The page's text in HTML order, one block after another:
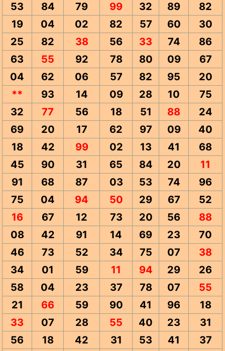
53
84 79 99 32 89
82
19
04 02 82 57 60
30
25
82 38 56 33 74
86
63
55 92 78 80 09
67
04
62 06 57 82 95
20
**
93 14 09 28 10
75
32
77 56 18 51 88
24
69
20 17 62 97 09
40
18
42 99 02 13 41
68
45
90 31 65 84 20
11
91
68 87 03 53 74
96
75
04 94 50 29 67
52
16
67 12 73 20 56
88
08
42 91 14 69 23
70
46
73 52 34 75 07
38
34
01 59 11 94 29
26
58
04 23 37 78 07
55
21
66 59 90 41 96
18
33
07 28 55 40 23
31
56
18 42 31 53 41
37